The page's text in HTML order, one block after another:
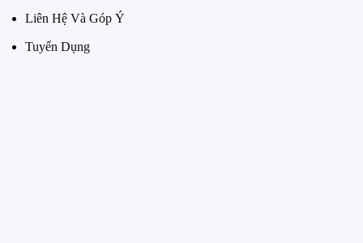
Liên Hệ Và Góp Ý
Tuyển Dụng